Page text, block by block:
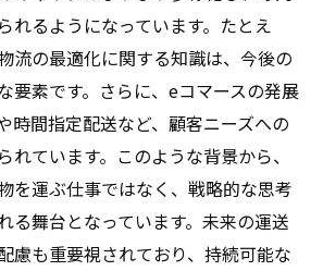
れるようになっています。たとえ
流の最適化に関する知識は、今後の
要素です。さらに、eコマースの発展
時間指定配送など、顧客ニーズへの
れています。このような背景から、
を運ぶ仕事ではなく、戦略的な思考
る舞台となっています。未来の運送
慮も重要視されており、持続可能な